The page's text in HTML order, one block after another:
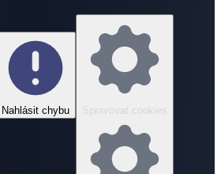
Nahlásit chybu Spravovat cookies